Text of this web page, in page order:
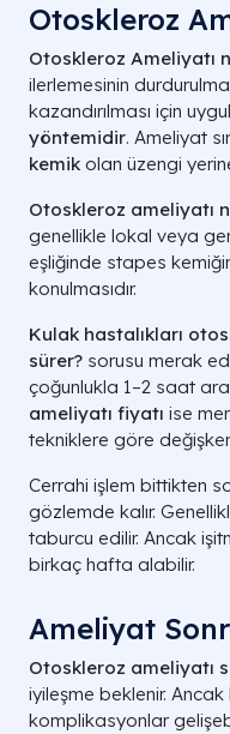
Otoskleroz
Otoskleroz Ameliyatı
ilerlemesinin
kazandırılması için
yöntemidir. Ameliyat
kemik olan üzengi
Otoskleroz ameliyatı
genellikle lokal veya
eşliğinde stapes
konulmasıdır.
Kulak hastalıkları
sürer? sorusu merak
çoğunlukla 1–2 saat
ameliyatı fiyatı ise
tekniklere göre
Cerrahi işlem bittikten
gözlemde kalır.
taburcu edilir. Ancak
birkaç hafta alabilir.
Ameliyat
Otoskleroz ameliyatı
iyileşme beklenir.
komplikasyonlar